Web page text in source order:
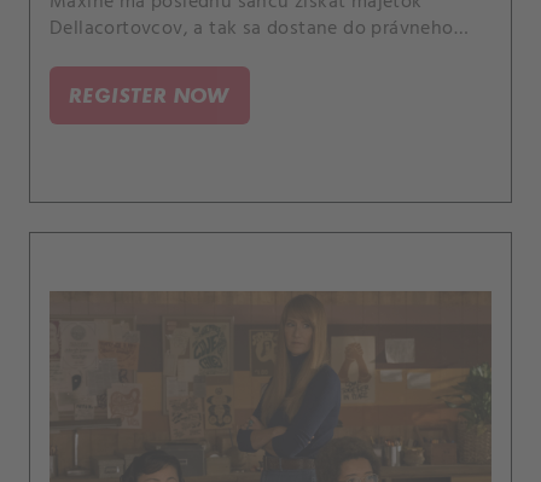
Dellacortovcov, a tak sa dostane do právneho
REGISTER NOW